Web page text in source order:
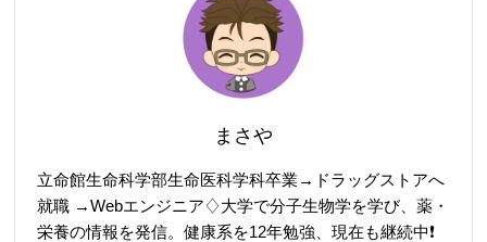
まさや
立命館生命科学部生命医科学科卒業→ドラッグストアへ
就職 →Webエンジニア♢大学で分子生物学を学び、薬・
栄養の情報を発信。健康系を12年勉強、現在も継続中❗️